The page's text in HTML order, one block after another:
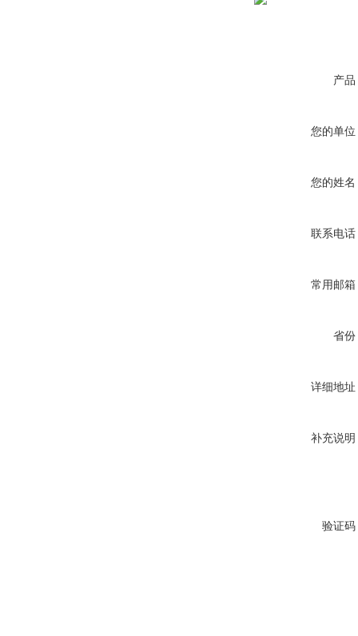
产品
您的单位
您的姓名
联系电话
常用邮箱
省份
详细地址
补充说明
验证码